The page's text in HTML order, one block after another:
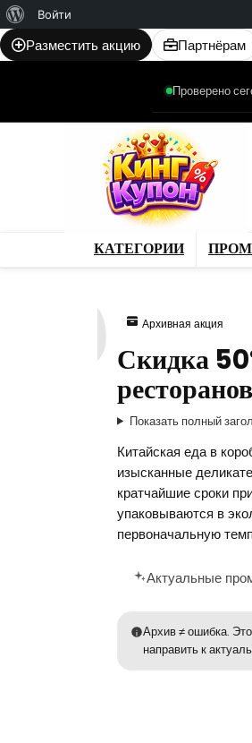
WordPress
Войти
Разместить акцию Партнёрам
Проверено
КАТЕГОРИИ
Архивная акция
Скидка
Показать полный
Китайская еда в
изысканные
кратчайшие сроки
упаковываются в
первоначальную
Актуальные
Архив ≠ ошибка.
направить к